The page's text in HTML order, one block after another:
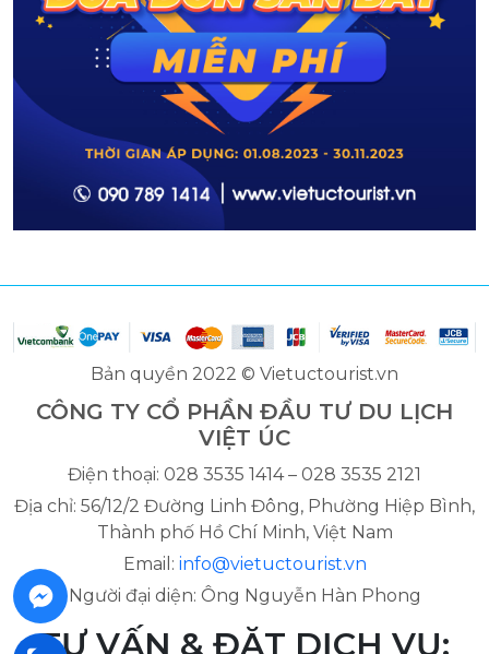
Bản quyền 2022 © Vietuctourist.vn
CÔNG TY CỔ PHẦN ĐẦU TƯ DU LỊCH
VIỆT ÚC
Điện thoại: 028 3535 1414 – 028 3535 2121
Địa chỉ: 56/12/2 Đường Linh Đông, Phường Hiệp Bình,
Thành phố Hồ Chí Minh, Việt Nam
Email: info@vietuctourist.vn
Người đại diện: Ông Nguyễn Hàn Phong
TƯ VẤN & ĐẶT DỊCH VỤ: